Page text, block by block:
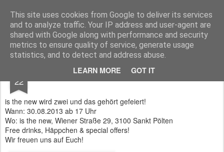
This site uses cookies from Google to deliver its services
and to analyze traffic. Your IP address and user-agent are
shared with Google along with performance and security
metrics to ensure quality of service, generate usage
statistics, and to detect and address abuse.
LEARN MORE GOT IT
IS THE NEW IS THE NEW wurde im August 2011 gegründet: IS THE NEW ist eine internationale Begegnung mit angesagten, bekannten und neu entdeckten Labels, die den Ansprüchen der heutigen Fashionistas gerecht werden: qualitativ hochwertige Materialen treffen auf einen cleanen, modernen Look!
22 SAVE THE DATE
is the new wird zwei und das gehört gefeiert!
Wann: 30.08.2013 ab 17 Uhr
Wo: is the new, Wiener Straße 29, 3100 Sankt Pölten
Free drinks, Häppchen & special offers!
Wir freuen uns auf Euch!